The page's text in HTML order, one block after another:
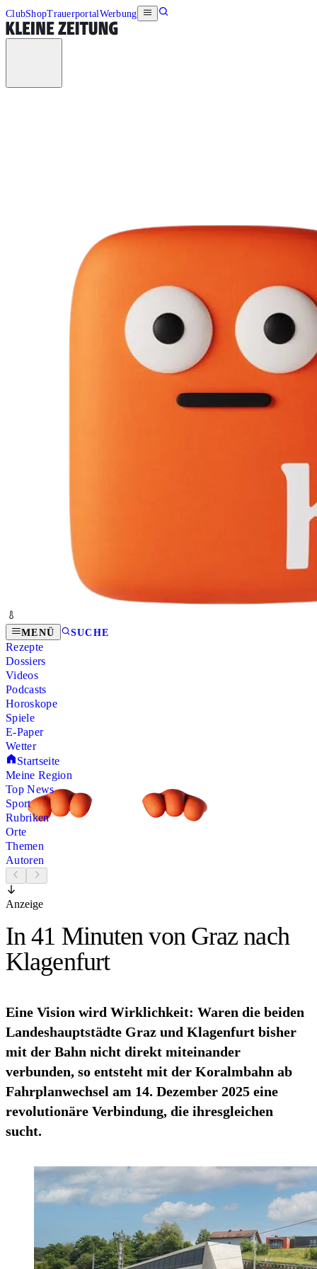
ClubShopTrauerportalWerbung
MENÜ SUCHE
Rezepte
Dossiers
Videos
Podcasts
Horoskope
Spiele
E-Paper
Wetter
Startseite
Meine Region
Top News
Sport
Rubriken
Orte
Themen
Autoren
Anzeige
In 41 Minuten von Graz nach
Klagenfurt
Eine Vision wird Wirklichkeit: Waren die beiden
Landeshauptstädte Graz und Klagenfurt bisher
mit der Bahn nicht direkt miteinander
verbunden, so entsteht mit der Koralmbahn ab
Fahrplanwechsel am 14. Dezember 2025 eine
revolutionäre Verbindung, die ihresgleichen
sucht.